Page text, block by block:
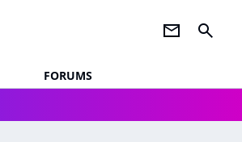
newsletter search
FORUMS